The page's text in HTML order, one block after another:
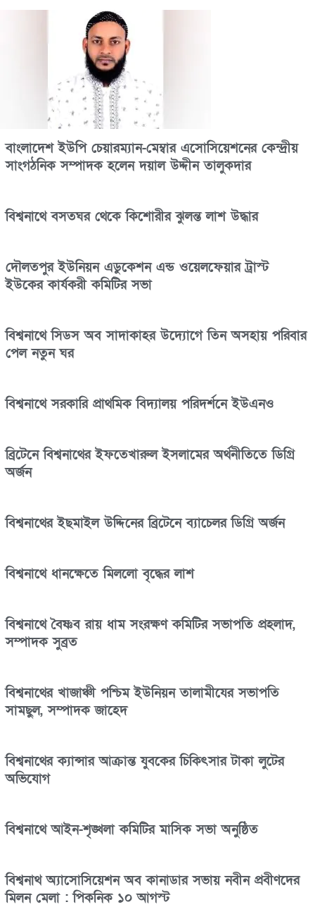
বাংলাদেশ ইউপি চেয়ারম্যান-মেম্বার এসোসিয়েশনের কেন্দ্রীয়
সাংগঠনিক সম্পাদক হলেন দয়াল উদ্দীন তালুকদার
বিশ্বনাথে বসতঘর থেকে কিশোরীর ঝুলন্ত লাশ উদ্ধার
দৌলতপুর ইউনিয়ন এডুকেশন এন্ড ওয়েলফেয়ার ট্রাস্ট
ইউকের কার্যকরী কমিটির সভা
বিশ্বনাথে সিডস অব সাদাকাহর উদ্যোগে তিন অসহায় পরিবার
পেল নতুন ঘর
বিশ্বনাথে সরকারি প্রাথমিক বিদ্যালয় পরিদর্শনে ইউএনও
ব্রিটেনে বিশ্বনাথের ইফতেখারুল ইসলামের অর্থনীতিতে ডিগ্রি
অর্জন
বিশ্বনাথের ইছমাইল উদ্দিনের ব্রিটেনে ব্যাচেলর ডিগ্রি অর্জন
বিশ্বনাথে ধানক্ষেতে মিললো বৃদ্ধের লাশ
বিশ্বনাথে বৈষ্ণব রায় ধাম সংরক্ষণ কমিটির সভাপতি প্রহলাদ,
সম্পাদক সুব্রত
বিশ্বনাথের খাজাঞ্চী পশ্চিম ইউনিয়ন তালামীযের সভাপতি
সামছুল, সম্পাদক জাহেদ
বিশ্বনাথের ক্যান্সার আক্রান্ত যুবকের চিকিৎসার টাকা লুটের
অভিযোগ
বিশ্বনাথে আইন-শৃঙ্খলা কমিটির মাসিক সভা অনুষ্ঠিত
বিশ্বনাথ অ্যাসোসিয়েশন অব কানাডার সভায় নবীন প্রবীণদের
মিলন মেলা : পিকনিক ১০ আগস্ট